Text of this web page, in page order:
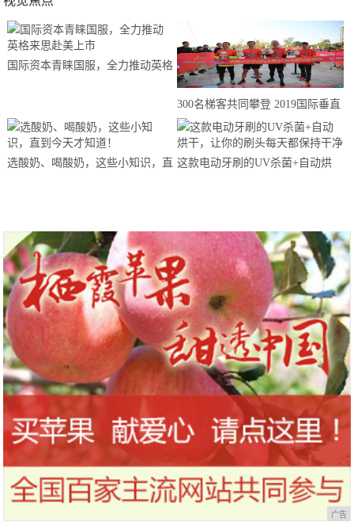
国际资本青睐国服，全力推动英格
300名梯客共同攀登 2019国际垂直
马拉松超级精英赛顺德海骏达中心
站欢乐开跑
选酸奶、喝酸奶，这些小知识，直 这款电动牙刷的UV杀菌+自动烘
广告